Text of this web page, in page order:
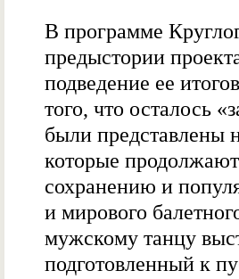
В программе
предыстории
подведение ее
того, что осталось
были представлены
которые
сохранению и
и мирового
мужскому танцу
подготовленный к